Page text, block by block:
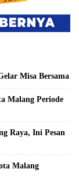
Misa Bersama
Malang Periode
Raya, Ini Pesan
Malang